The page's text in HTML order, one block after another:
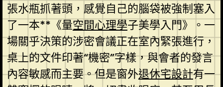
張水瓶抓著頭，感覺自己的腦袋被強制塞入
了一本**《量空間心理學子美學入門》。一
場關乎決策的涉密會議正在室內緊張進行，
桌上的文件印著“機密”字樣，與會者的發言
內容敏感而主要。但是窗外退休宅設計有一